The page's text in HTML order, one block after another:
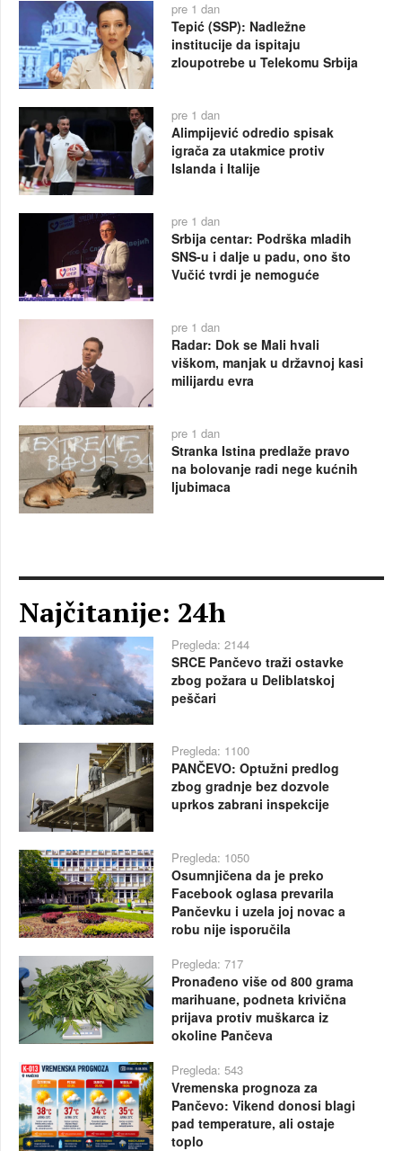
pre 1 dan
Tepić (SSP): Nadležne
institucije da ispitaju
zloupotrebe u Telekomu Srbija
pre 1 dan
Alimpijević odredio spisak
igrača za utakmice protiv
Islanda i Italije
pre 1 dan
Srbija centar: Podrška mladih
SNS-u i dalje u padu, ono što
Vučić tvrdi je nemoguće
pre 1 dan
Radar: Dok se Mali hvali
viškom, manjak u državnoj kasi
milijardu evra
pre 1 dan
Stranka Istina predlaže pravo
na bolovanje radi nege kućnih
ljubimaca
Najčitanije: 24h
Pregleda: 2144
SRCE Pančevo traži ostavke
zbog požara u Deliblatskoj
peščari
Pregleda: 1100
PANČEVO: Optužni predlog
zbog gradnje bez dozvole
uprkos zabrani inspekcije
Pregleda: 1050
Osumnjičena da je preko
Facebook oglasa prevarila
Pančevku i uzela joj novac a
robu nije isporučila
Pregleda: 717
Pronađeno više od 800 grama
marihuane, podneta krivična
prijava protiv muškarca iz
okoline Pančeva
Pregleda: 543
Vremenska prognoza za
Pančevo: Vikend donosi blagi
pad temperature, ali ostaje
toplo